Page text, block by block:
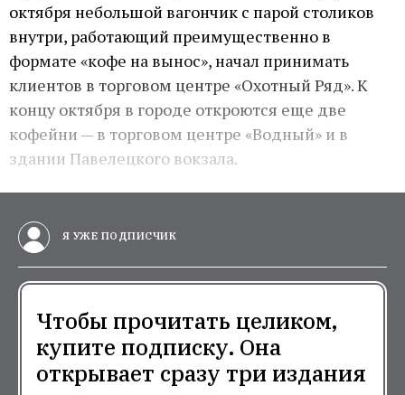
октября небольшой вагончик с парой столиков
внутри, работающий преимущественно в
формате «кофе на вынос», начал принимать
клиентов в торговом центре «Охотный Ряд». К
концу октября в городе откроются еще две
кофейни — в торговом центре «Водный» и в
здании Павелецкого вокзала.
Я УЖЕ ПОДПИСЧИК
Чтобы прочитать целиком,
купите подписку. Она
открывает сразу три издания